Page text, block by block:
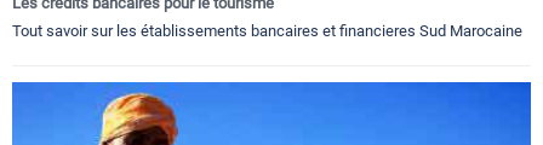
Tout savoir sur les établissements bancaires et financieres Sud Marocaine